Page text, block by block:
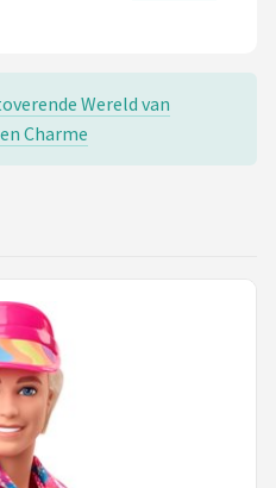
Wereld van
Charme